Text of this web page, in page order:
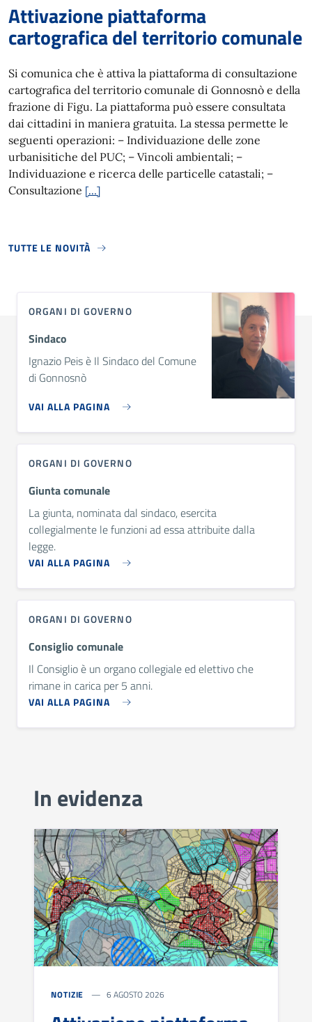
Attivazione piattaforma
cartografica del territorio comunale
Si comunica che è attiva la piattaforma di consultazione
cartografica del territorio comunale di Gonnosnò e della
frazione di Figu. La piattaforma può essere consultata
dai cittadini in maniera gratuita. La stessa permette le
seguenti operazioni: – Individuazione delle zone
urbanisitiche del PUC; – Vincoli ambientali; –
Individuazione e ricerca delle particelle catastali; –
Consultazione […]
TUTTE LE NOVITÀ
ORGANI DI GOVERNO
Sindaco
Ignazio Peis è Il Sindaco del Comune
di Gonnosnò
VAI ALLA PAGINA
ORGANI DI GOVERNO
Giunta comunale
La giunta, nominata dal sindaco, esercita
collegialmente le funzioni ad essa attribuite dalla
legge.
VAI ALLA PAGINA
ORGANI DI GOVERNO
Consiglio comunale
Il Consiglio è un organo collegiale ed elettivo che
rimane in carica per 5 anni.
VAI ALLA PAGINA
In evidenza
NOTIZIE 6 AGOSTO 2026